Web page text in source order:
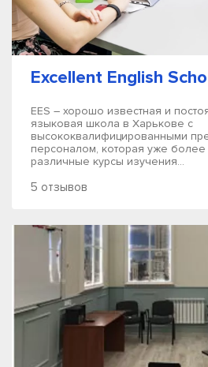
Excellent English
EES – хорошо известная и
языковая школа в Харькове с
высококвалифицированными
персоналом, которая уже более
различные курсы изучения...
5 отзывов